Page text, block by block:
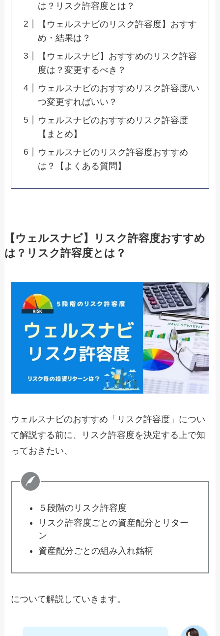
は？リスク許容度とは？
【ウェルスナビのリスク許容度】おすす
め・結果は？
【ウェルスナビ】おすすめのリスク許容
度は？変更するべき？
ウェルスナビのおすすめリスク許容度/い
つ変更すればいい？
ウェルスナビのおすすめリスク許容度
【まとめ】
ウェルスナビのリスク許容度おすすめ
は？【よくある質問】
【ウェルスナビ】リスク許容度おすすめ
は？リスク許容度とは？
ウェルスナビのおすすめ「リスク許容度」につい
て解説する前に、リスク許容度を決定する上で知
っておきたい、
５段階のリスク許容度
リスク許容度ごとの資産配分とリター
ン
資産配分ごとの組み入れ銘柄
について解説していきます。